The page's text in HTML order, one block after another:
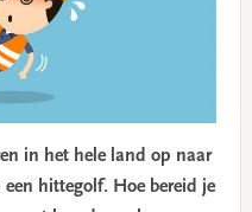
in het hele land op naar
hittegolf. Hoe bereid je